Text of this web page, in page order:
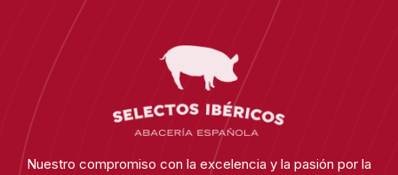
Nuestro compromiso con la excelencia y la pasión por la